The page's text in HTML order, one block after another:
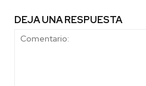
DEJA UNA RESPUESTA